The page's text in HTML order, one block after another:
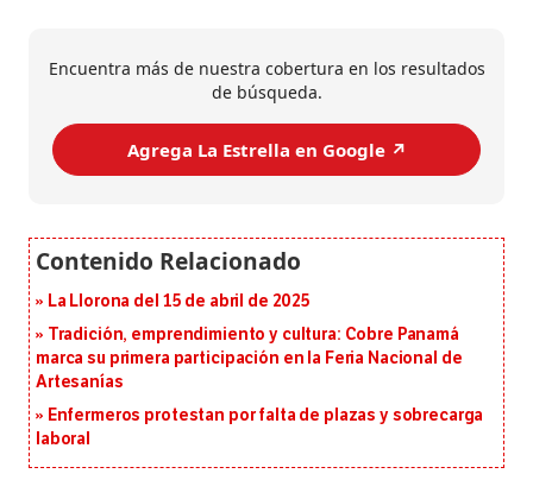
Encuentra más de nuestra cobertura en los resultados
de búsqueda.
Agrega La Estrella en Google ↗️
La Llorona del 15 de abril de 2025
Tradición, emprendimiento y cultura: Cobre Panamá
marca su primera participación en la Feria Nacional de
Artesanías
Enfermeros protestan por falta de plazas y sobrecarga
laboral